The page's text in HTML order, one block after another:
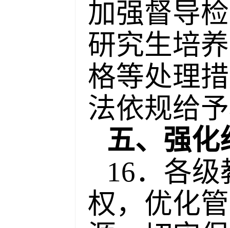
加强督导
研究生培
格等处理
法依规给
五、强化
16．各
权，优化